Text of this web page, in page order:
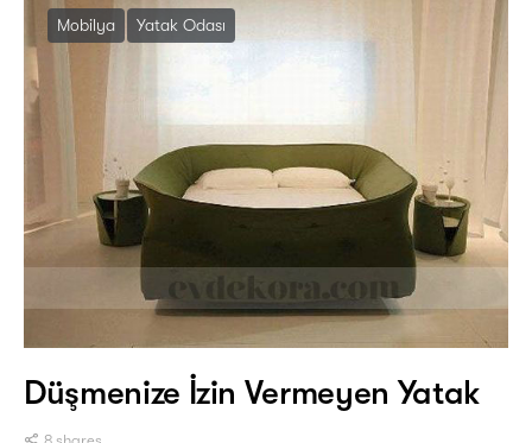
Mobilya Yatak Odası
Düşmenize İzin Vermeyen Yatak